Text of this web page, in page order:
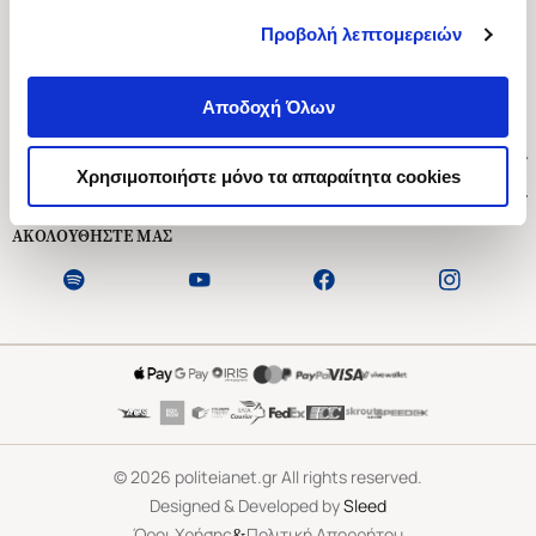
Προβολή λεπτομερειών
Αποδοχή Όλων
Χρησιμοποιήστε μόνο τα απαραίτητα cookies
Ασκληπιού 1-3, Αθήνα 106 79
Δευτέρα - Παρασκευή 09:00-21:00
Εξυπηρέτηση Πελατών
ΑΚΟΛΟΥΘΗΣΤΕ ΜΑΣ
©2026 politeianet.gr All rights reserved.
Designed & Developed bySleed